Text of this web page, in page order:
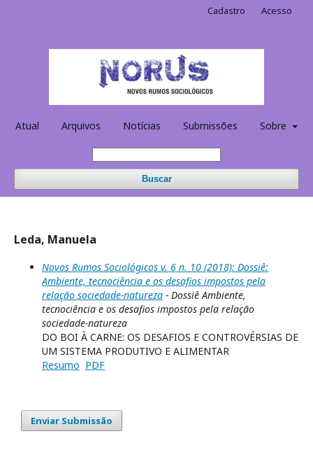
Atual Arquivos Notícias Submissões Sobre
Buscar
Cadastro Acesso
Leda, Manuela
Novos Rumos Sociológicos v. 6 n. 10 (2018): Dossiê:
Ambiente, tecnociência e os desafios impostos pela
relação sociedade-natureza - Dossiê Ambiente,
tecnociência e os desafios impostos pela relação
sociedade-natureza
DO BOI À CARNE: OS DESAFIOS E CONTROVÉRSIAS DE
UM SISTEMA PRODUTIVO E ALIMENTAR
Resumo PDF
Enviar Submissão